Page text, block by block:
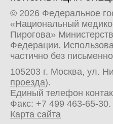
© 2026 Федеральное
«Национальный
Пирогова»
Федерации.
частично без
105203 г. Москва, ул.
проезда).
Единый телефон
Факс: +7 499 463-65-30.
Карта сайта